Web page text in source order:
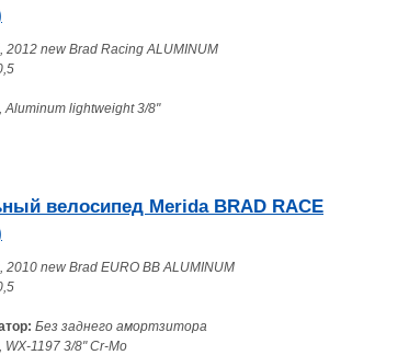
new Brad Racing ALUMINUM
lightweight 3/8"
велосипед Merida BRAD RACE
new Brad EURO BB ALUMINUM
Без заднего амортзитора
1197 3/8" Cr-Mo